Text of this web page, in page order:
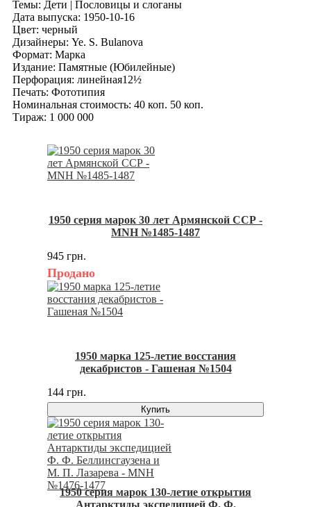
Темы: Дети | Пословицы и слоганы
Дата выпуска: 1950-10-16
Цвет: черный
Дизайнеры: Ye. S. Bulanova
Формат: Марка
Издание: Памятные (Юбилейные)
Перфорация: линейная12½
Печать: Фототипия
Номинальная стоимость: 40 коп. 50 коп.
Тираж: 1 000 000
1950 серия марок 30 лет Армянской ССР -
MNH №1485-1487
945 грн.
Продано
1950 марка 125-летие восстания
декабристов - Гашеная №1504
144 грн.
Купить
1950 серия марок 130-летие открытия
Антарктиды экспедицией Ф. Ф.